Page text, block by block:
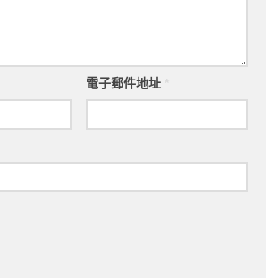
電子郵件地址